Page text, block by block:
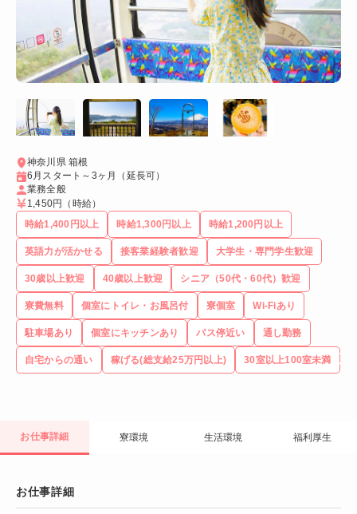
神奈川県 箱根
6月スタート～3ヶ月（延長可）
業務全般
1,450円 （時給）
時給1,400円以上
時給1,300円以上 時給1,200円以上
英語力が活かせる 接客業経験者歓迎 大学生・専門学生歓迎
30歳以上歓迎 40歳以上歓迎 シニア（50代・60代）歓迎
寮費無料 個室にトイレ・お風呂付 寮個室 Wi-Fiあり
駐車場あり 個室にキッチンあり バス停近い 通し勤務
自宅からの通い 稼げる(総支給25万円以上) 30室以上100室未満
お仕事詳細 寮環境 生活環境 福利厚生
お仕事詳細